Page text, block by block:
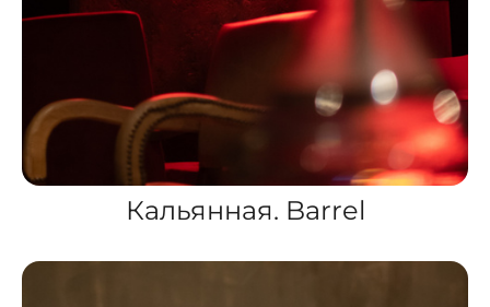
Кальянная. Barrel